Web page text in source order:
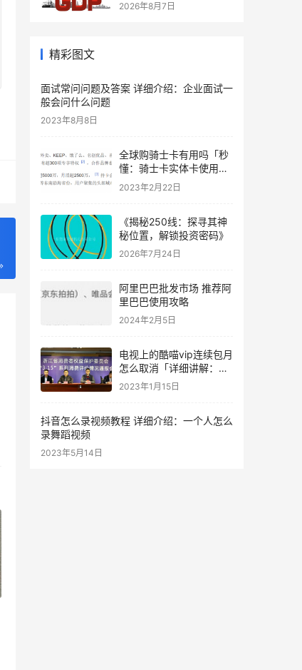
2026年8月7日
精彩图文
面试常问问题及答案 详细介绍：企业面试一
般会问什么问题
2023年8月8日
全球购骑士卡有用吗「秒
懂：骑士卡实体卡使用规
则」
2023年2月22日
《揭秘250线：探寻其神
秘位置，解锁投资密码》
2026年7月24日
阿里巴巴批发市场 推荐阿
里巴巴使用攻略
2024年2月5日
电视上的酷喵vip连续包月
怎么取消「详细讲解：手
机取消酷喵自动续费步
2023年1月15日
抖音怎么录视频教程 详细介绍：一个人怎么
录舞蹈视频
2023年5月14日